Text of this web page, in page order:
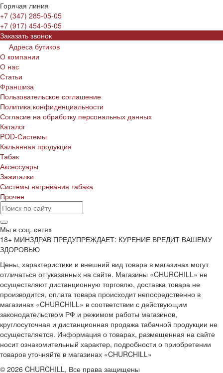
Горячая линия
+7 (347) 285-05-05
+7 (917) 454-05-05
Заказать звонок
Адреса бутиков
О компании
О нас
Статьи
Франшиза
Пользовательское соглашение
Политика конфиденциальности
Согласие на обработку персональных данных
Каталог
POD-Системы
Кальянная продукция
Табак
Аксессуары
Зажигалки
Системы нагревания табака
Прочее
Мы в соц. сетях
18+ МИНЗДРАВ ПРЕДУПРЕЖДАЕТ: КУРЕНИЕ ВРЕДИТ ВАШЕМУ
ЗДОРОВЬЮ
Цены, характеристики и внешний вид товара в магазинах могут
отличаться от указанных на сайте. Магазины «CHURCHILL» не
осуществляют дистанционную торговлю, доставка товара не
производится, оплата товара происходит непосредственно в
магазинах «CHURCHILL» в соответствии с действующим
законодательством РФ и режимом работы магазинов,
круглосуточная и дистанционная продажа табачной продукции не
осуществляется. Информация о товарах, размещенная на сайте
носит ознакомительный характер, подробности о приобретении
товаров уточняйте в магазинах «CHURCHILL»
© 2026 CHURCHILL, Все права защищены